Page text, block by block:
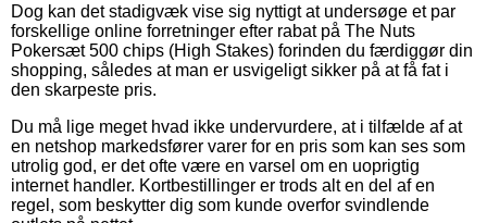
Dog kan det stadigvæk vise sig nyttigt at undersøge et par
forskellige online forretninger efter rabat på The Nuts
Pokersæt 500 chips (High Stakes) forinden du færdiggør din
shopping, således at man er usvigeligt sikker på at få fat i
den skarpeste pris.
Du må lige meget hvad ikke undervurdere, at i tilfælde af at
en netshop markedsfører varer for en pris som kan ses som
utrolig god, er det ofte være en varsel om en uoprigtig
internet handler. Kortbestillinger er trods alt en del af en
regel, som beskytter dig som kunde overfor svindlende